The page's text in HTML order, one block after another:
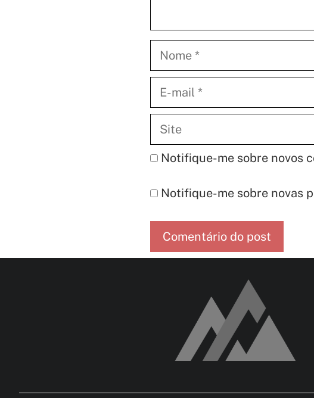
mail
Notifique-me sobre novos
Notifique-me sobre novas